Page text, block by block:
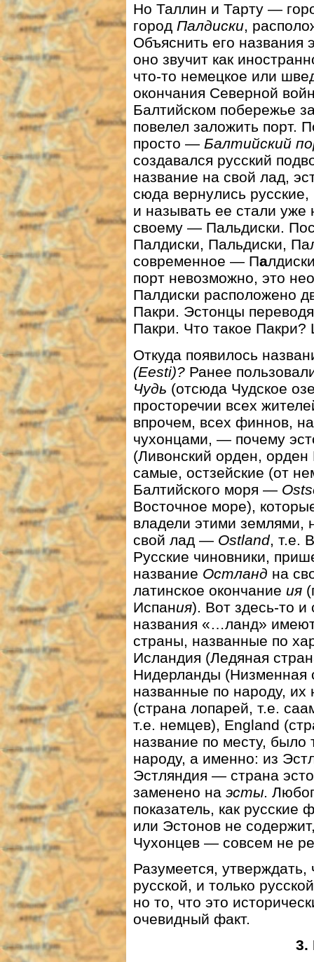
Но Таллин и Тарту —
город Палдиски,
Объяснить его названия
оно звучит как
что-то немецкое или
окончания Северной
Балтийском побережье
повелел заложить порт.
просто — Балтийский
создавался русский
название на свой лад,
сюда вернулись
и называть ее стали уже
своему — Пальдиски.
Палдиски, Пальдиски,
современное — Па
порт невозможно, это
Палдиски расположено
Пакри. Эстонцы
Пакри. Что такое
Откуда появилось
(Eesti)? Ранее
Чудь (отсюда Чудское
просторечии всех
впрочем, всех финнов,
чухонцами, — почему
(Ливонский орден,
самые, остзейские (от
Балтийского моря —
Восточное море),
владели этими землями,
свой лад — Ostland, т.е.
Русские чиновники,
название Остланд на
латинское окончание ия
Испания). Вот здесь-то и
названия «…ланд»
страны, названные по
Исландия (Ледяная
Нидерланды (Низменная
названные по народу,
(страна лопарей, т.е.
т.е. немцев), England
название по месту,
народу, а именно: из
Эстляндия — страна
заменено на эсты.
показатель, как
или Эстонов не
Чухонцев — совсем не
Разумеется,
русской, и только
но то, что это
очевидный факт.
3.